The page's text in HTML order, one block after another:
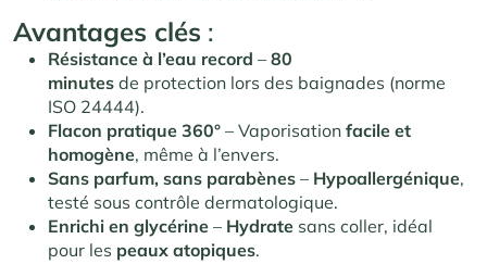
Avantages clés :
Résistance à l’eau record – 80
minutes de protection lors des baignades (norme
ISO 24444).
Flacon pratique 360° – Vaporisation facile et
homogène, même à l’envers.
Sans parfum, sans parabènes – Hypoallergénique,
testé sous contrôle dermatologique.
Enrichi en glycérine – Hydrate sans coller, idéal
pour les peaux atopiques.